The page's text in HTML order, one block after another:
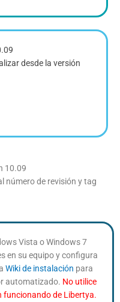
desde la versión
10.09
número de revisión y tag
Vista o Windows 7
en su equipo y configura
Wiki de instalación para
automatizado. No utilice
funcionando de Libertya.